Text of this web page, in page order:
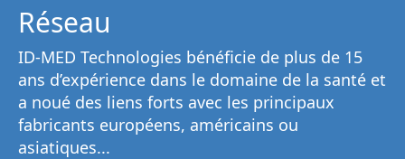
Réseau
ID-MED Technologies bénéficie de plus de 15
ans d’expérience dans le domaine de la santé et
a noué des liens forts avec les principaux
fabricants européens, américains ou
asiatiques...